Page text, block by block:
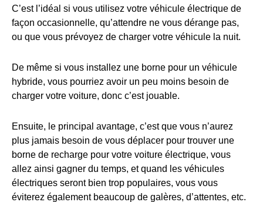
C’est l’idéal si vous utilisez votre véhicule électrique de
façon occasionnelle, qu’attendre ne vous dérange pas,
ou que vous prévoyez de charger votre véhicule la nuit.
De même si vous installez une borne pour un véhicule
hybride, vous pourriez avoir un peu moins besoin de
charger votre voiture, donc c’est jouable.
Ensuite, le principal avantage, c’est que vous n’aurez
plus jamais besoin de vous déplacer pour trouver une
borne de recharge pour votre voiture électrique, vous
allez ainsi gagner du temps, et quand les véhicules
électriques seront bien trop populaires, vous vous
éviterez également beaucoup de galères, d’attentes, etc.